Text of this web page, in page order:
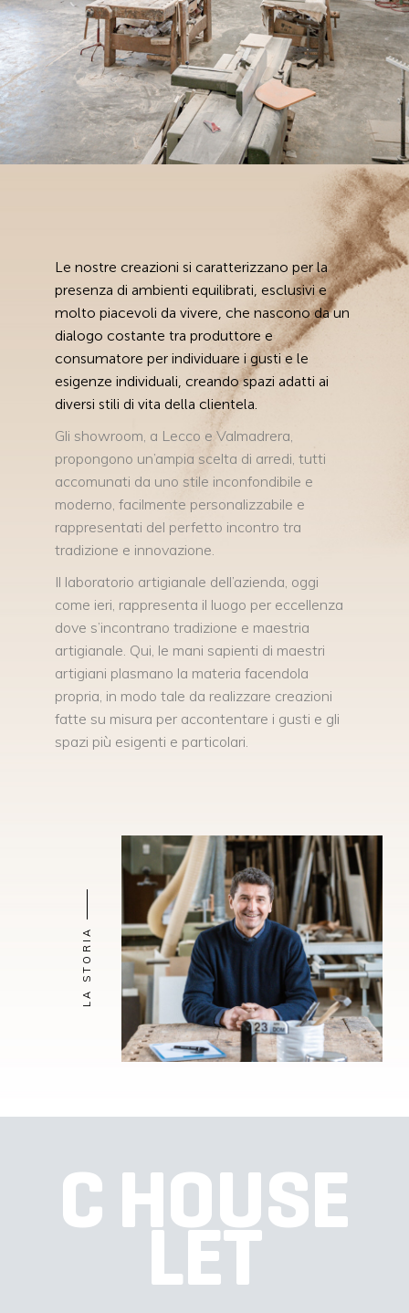
Le nostre creazioni si caratterizzano per la
presenza di ambienti equilibrati, esclusivi e
molto piacevoli da vivere, che nascono da un
dialogo costante tra produttore e
consumatore per individuare i gusti e le
esigenze individuali, creando spazi adatti ai
diversi stili di vita della clientela.
Gli showroom, a Lecco e Valmadrera,
propongono un’ampia scelta di arredi, tutti
accomunati da uno stile inconfondibile e
moderno, facilmente personalizzabile e
rappresentati del perfetto incontro tra
tradizione e innovazione.
Il laboratorio artigianale dell’azienda, oggi
come ieri, rappresenta il luogo per eccellenza
dove s’incontrano tradizione e maestria
artigianale. Qui, le mani sapienti di maestri
artigiani plasmano la materia facendola
propria, in modo tale da realizzare creazioni
fatte su misura per accontentare i gusti e gli
spazi più esigenti e particolari.
LA STORIA
C HOUSE
LET